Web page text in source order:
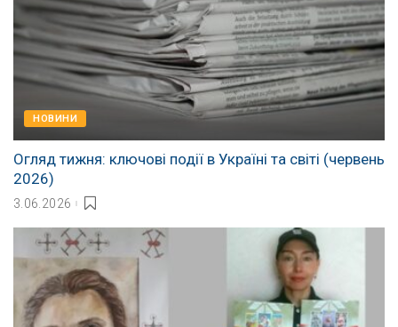
НОВИНИ
Огляд тижня: ключові події в Україні та світі (червень
2026)
3.06.2026